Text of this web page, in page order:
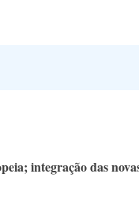
integração das